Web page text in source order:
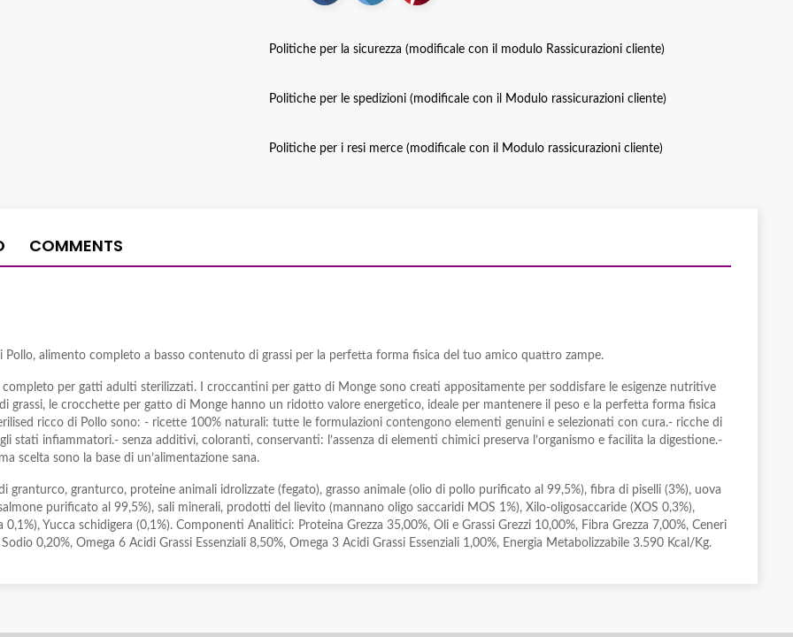
Politiche per la sicurezza (modificale con il modulo Rassicurazioni cliente)
Politiche per le spedizioni (modificale con il Modulo rassicurazioni cliente)
Politiche per i resi merce (modificale con il Modulo rassicurazioni cliente)
COMMENTS
alimento completo a basso contenuto di grassi per la perfetta forma fisica del tuo amico quattro zampe.
per gatti adulti sterilizzati. I croccantini per gatto di Monge sono creati appositamente per soddisfare le esigenze nutritive
grassi, le crocchette per gatto di Monge hanno un ridotto valore energetico, ideale per mantenere il peso e la perfetta forma fisica
ricco di Pollo sono: - ricette 100% naturali: tutte le formulazioni contengono elementi genuini e selezionati con cura.- ricche di
stati infiammatori.- senza additivi, coloranti, conservanti: l’assenza di elementi chimici preserva l’organismo e facilita la digestione.-
scelta sono la base di un’alimentazione sana.
granturco, proteine animali idrolizzate (fegato), grasso animale (olio di pollo purificato al 99,5%), fibra di piselli (3%), uova
purificato al 99,5%), sali minerali, prodotti del lievito (mannano oligo saccaridi MOS 1%), Xilo-oligosaccaride (XOS 0,3%),
Yucca schidigera (0,1%). Componenti Analitici: Proteina Grezza 35,00%, Oli e Grassi Grezzi 10,00%, Fibra Grezza 7,00%, Ceneri
0,20%, Omega 6 Acidi Grassi Essenziali 8,50%, Omega 3 Acidi Grassi Essenziali 1,00%, Energia Metabolizzabile 3.590 Kcal/Kg.